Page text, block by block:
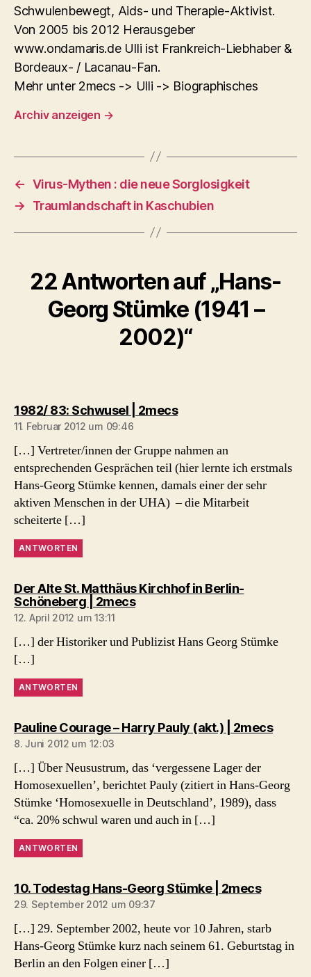
Schwulenbewegt, Aids- und Therapie-Aktivist.
Von 2005 bis 2012 Herausgeber
www.ondamaris.de Ulli ist Frankreich-Liebhaber &
Bordeaux- / Lacanau-Fan.
Mehr unter 2mecs -> Ulli -> Biographisches
Archiv anzeigen →
← Virus-Mythen : die neue Sorglosigkeit
→
Traumlandschaft in Kaschubien
22 Antworten auf „Hans-
Georg Stümke (1941 –
2002)“
1982/ 83: Schwusel | 2mecssagt:
11. Februar 2012 um 09:46
[…] Vertreter/innen der Gruppe nahmen an
entsprechenden Gesprächen teil (hier lernte ich erstmals
Hans-Georg Stümke kennen, damals einer der sehr
aktiven Menschen in der UHA) – die Mitarbeit
scheiterte […]
ANTWORTEN
Der Alte St. Matthäus Kirchhof in Berlin-
Schöneberg | 2mecssagt:
12. April 2012 um 13:11
[…] der Historiker und Publizist Hans Georg Stümke
[…]
ANTWORTEN
Pauline Courage – Harry Pauly (akt.) | 2mecssagt:
8. Juni 2012 um 12:03
[…] Über Neusustrum, das ‘vergessene Lager der
Homosexuellen’, berichtet Pauly (zitiert in Hans-Georg
Stümke ‘Homosexuelle in Deutschland’, 1989), dass
“ca. 20% schwul waren und auch in […]
ANTWORTEN
10. Todestag Hans-Georg Stümke | 2mecssagt:
29. September 2012 um 09:37
[…] 29. September 2002, heute vor 10 Jahren, starb
Hans-Georg Stümke kurz nach seinem 61. Geburtstag in
Berlin an den Folgen einer […]